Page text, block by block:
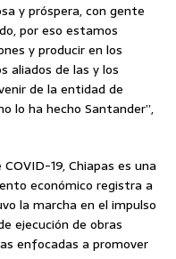
y próspera, con gente
por eso estamos
y producir en los
aliados de las y los
de la entidad de
lo ha hecho Santander”,
19, Chiapas es una
económico registra a
la marcha en el impulso
ejecución de obras
enfocadas a promover